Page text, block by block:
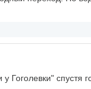
Гоголевки" спустя